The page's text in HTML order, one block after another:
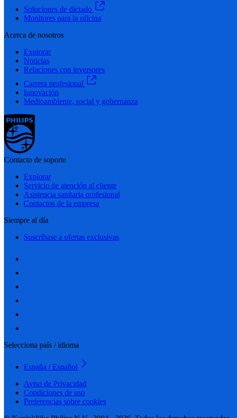
Soluciones de dictado
Monitores para la oficina
Acerca de nosotros
Explorar
Noticias
Relaciones con inversores
Carrera profesional
Innovación
Medioambiente, social y gobernanza
Contacto de soporte
Explorar
Servicio de atención al cliente
Asistencia sanitaria profesional
Contactos de la empresa
Siempre al día
Suscríbase a ofertas exclusivas
Selecciona país / idioma
España / Español
Aviso de Privacidad
Condiciones de uso
Preferencias sobre cookies